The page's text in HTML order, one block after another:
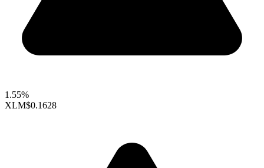
1.55%
XLM$0.1628